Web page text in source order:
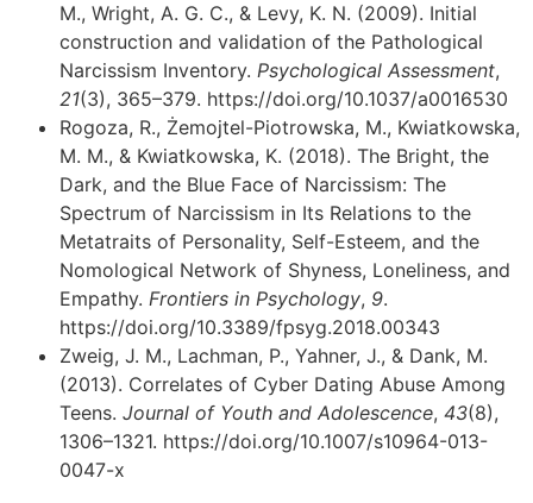
M., Wright, A. G. C., & Levy, K. N. (2009). Initial
construction and validation of the Pathological
Narcissism Inventory. Psychological Assessment,
21(3), 365–379. https://doi.org/10.1037/a0016530
Rogoza, R., Żemojtel-Piotrowska, M., Kwiatkowska,
M. M., & Kwiatkowska, K. (2018). The Bright, the
Dark, and the Blue Face of Narcissism: The
Spectrum of Narcissism in Its Relations to the
Metatraits of Personality, Self-Esteem, and the
Nomological Network of Shyness, Loneliness, and
Empathy. Frontiers in Psychology, 9.
https://doi.org/10.3389/fpsyg.2018.00343
Zweig, J. M., Lachman, P., Yahner, J., & Dank, M.
(2013). Correlates of Cyber Dating Abuse Among
Teens. Journal of Youth and Adolescence, 43(8),
1306–1321. https://doi.org/10.1007/s10964-013-
0047-x